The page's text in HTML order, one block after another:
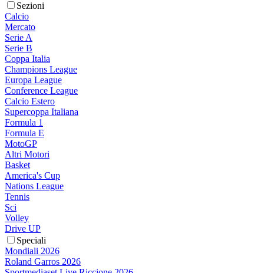
Sezioni
Calcio
Mercato
Serie A
Serie B
Coppa Italia
Champions League
Europa League
Conference League
Calcio Estero
Supercoppa Italiana
Formula 1
Formula E
MotoGP
Altri Motori
Basket
America's Cup
Nations League
Tennis
Sci
Volley
Drive UP
Speciali
Mondiali 2026
Roland Garros 2026